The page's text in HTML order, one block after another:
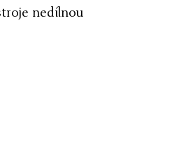
nedílnou